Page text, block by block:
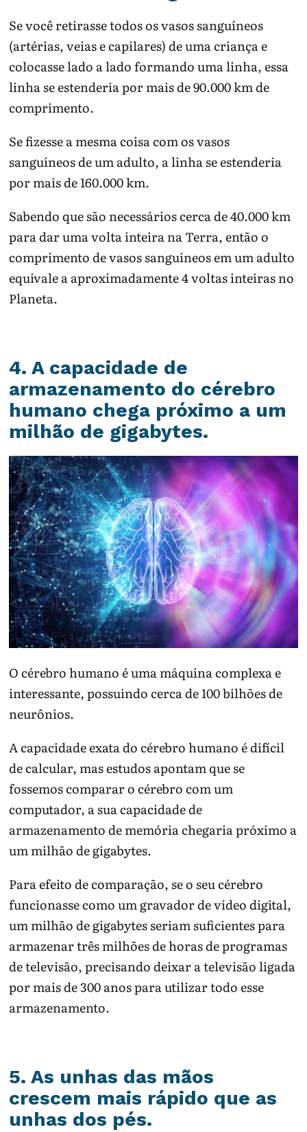
Se você retirasse todos os vasos sanguíneos
(artérias, veias e capilares) de uma criança e
colocasse lado a lado formando uma linha, essa
linha se estenderia por mais de 90.000 km de
comprimento.
Se fizesse a mesma coisa com os vasos
sanguíneos de um adulto, a linha se estenderia
por mais de 160.000 km.
Sabendo que são necessários cerca de 40.000 km
para dar uma volta inteira na Terra, então o
comprimento de vasos sanguíneos em um adulto
equivale a aproximadamente 4 voltas inteiras no
Planeta.
4. A capacidade de
armazenamento do cérebro
humano chega próximo a um
milhão de gigabytes.
O cérebro humano é uma máquina complexa e
interessante, possuindo cerca de 100 bilhões de
neurônios.
A capacidade exata do cérebro humano é difícil
de calcular, mas estudos apontam que se
fossemos comparar o cérebro com um
computador, a sua capacidade de
armazenamento de memória chegaria próximo a
um milhão de gigabytes.
Para efeito de comparação, se o seu cérebro
funcionasse como um gravador de vídeo digital,
um milhão de gigabytes seriam suficientes para
armazenar três milhões de horas de programas
de televisão, precisando deixar a televisão ligada
por mais de 300 anos para utilizar todo esse
armazenamento.
5. As unhas das mãos
crescem mais rápido que as
unhas dos pés.